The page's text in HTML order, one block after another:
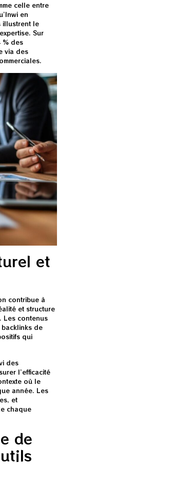
celle entre
en
illustrent le
Sur
% des
via des
et
contribue à
et structure
Les contenus
de
qui
des
l’efficacité
où le
année. Les
et
chaque
de